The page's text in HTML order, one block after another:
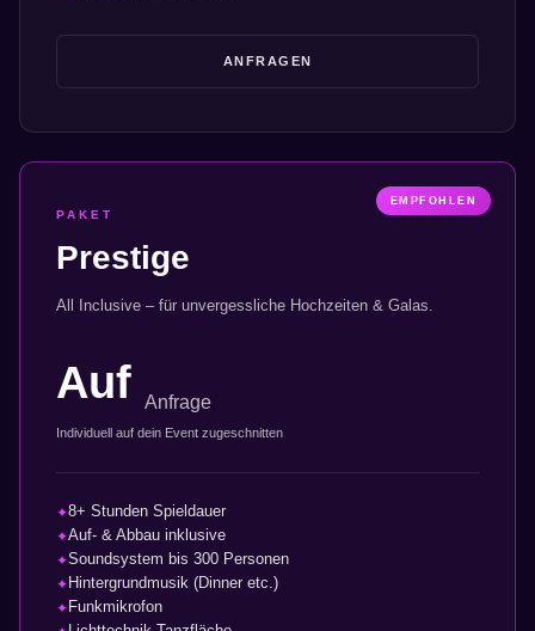
ANFRAGEN
EMPFOHLEN
PAKET
Prestige
All Inclusive – für unvergessliche Hochzeiten & Galas.
Auf Anfrage
Individuell auf dein Event zugeschnitten
✦8+ Stunden Spieldauer
✦Auf- & Abbau inklusive
✦Soundsystem bis 300 Personen
✦ Hintergrundmusik (Dinner etc.)
✦ Funkmikrofon